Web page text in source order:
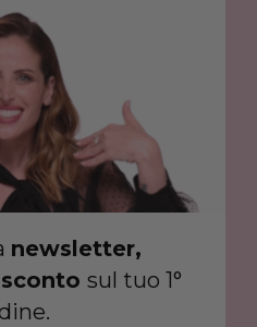
newsletter,
sul tuo 1°